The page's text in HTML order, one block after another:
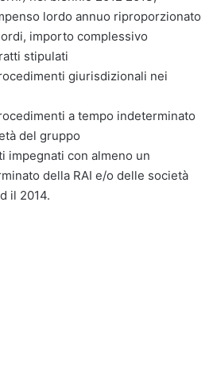
lordo annuo riproporzionato
importo complessivo
stipulati
giurisdizionali nei
a tempo indeterminato
del gruppo
impegnati con almeno un
della RAI e/o delle società
il 2014.